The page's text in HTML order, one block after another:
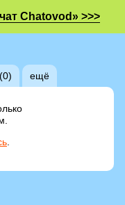
Chatovod» >>>
ещё